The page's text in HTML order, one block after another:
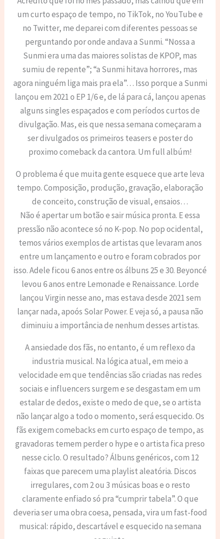
um curto espaço de tempo, no TikTok, no YouTube e
no Twitter, me deparei com diferentes pessoas se
perguntando por onde andava a Sunmi. “Nossa a
Sunmi era uma das maiores solistas de KPOP, mas
sumiu de repente”; “a Sunmi hitava horrores, mas
agora ninguém liga mais pra ela”… Isso porque a Sunmi
lançou em 2021 o EP 1/6 e, de lá para cá, lançou apenas
alguns singles espaçados e com períodos curtos de
divulgação. Mas, eis que nessa semana começaram a
ser divulgados os primeiros teasers e poster do
proximo comeback da cantora. Um full albúm!
O problema é que muita gente esquece que arte leva
tempo. Composição, produção, gravação, elaboração
de conceito, construção de visual, ensaios…
Não é apertar um botão e sair música pronta. E essa
pressão não acontece só no K-pop. No pop ocidental,
temos vários exemplos de artistas que levaram anos
entre um lançamento e outro e foram cobrados por
isso. Adele ficou 6 anos entre os álbuns 25 e 30. Beyoncé
levou 6 anos entre Lemonade e Renaissance. Lorde
lançou Virgin nesse ano, mas estava desde 2021 sem
lançar nada, apoós Solar Power. E veja só, a pausa não
diminuiu a importância de nenhum desses artistas.
A ansiedade dos fãs, no entanto, é um reflexo da
industria musical. Na lógica atual, em meio a
velocidade em que tendências são criadas nas redes
sociais e influencers surgem e se desgastam em um
estalar de dedos, existe o medo de que, se o artista
não lançar algo a todo o momento, será esquecido. Os
fãs exigem comebacks em curto espaço de tempo, as
gravadoras temem perder o hype e o artista fica preso
nesse ciclo. O resultado? Álbuns genéricos, com 12
faixas que parecem uma playlist aleatória. Discos
irregulares, com 2 ou 3 músicas boas e o resto
claramente enfiado só pra “cumprir tabela”. O que
deveria ser uma obra coesa, pensada, vira um fast-food
musical: rápido, descartável e esquecido na semana